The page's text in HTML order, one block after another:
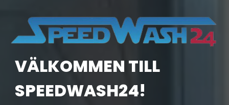
VÄLKOMMEN TILL
SPEEDWASH24!